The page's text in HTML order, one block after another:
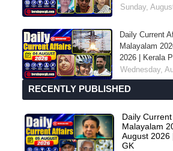
Sunday,
Daily Current
Malayalam
2026 | Kerala
Wednesday,
RECENTLY PUBLISHED
Daily
Malayalam
August 2026
GK